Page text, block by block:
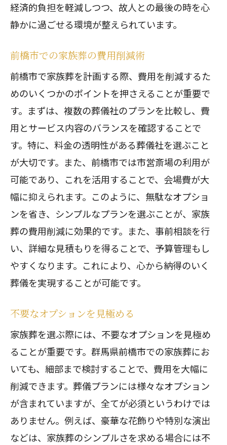
経済的負担を軽減しつつ、故人との最後の時を心
静かに過ごせる環境が整えられています。
前橋市での家族葬の費用削減術
前橋市で家族葬を計画する際、費用を削減するた
めのいくつかのポイントを押さえることが重要で
す。まずは、複数の葬儀社のプランを比較し、費
用とサービス内容のバランスを確認することで
す。特に、料金の透明性がある葬儀社を選ぶこと
が大切です。また、前橋市では市営斎場の利用が
可能であり、これを活用することで、会場費が大
幅に抑えられます。このように、無駄なオプショ
ンを省き、シンプルなプランを選ぶことが、家族
葬の費用削減に効果的です。また、事前相談を行
い、詳細な見積もりを得ることで、予算管理もし
やすくなります。これにより、心から納得のいく
葬儀を実現することが可能です。
不要なオプションを見極める
家族葬を選ぶ際には、不要なオプションを見極め
ることが重要です。群馬県前橋市での家族葬にお
いても、細部まで検討することで、費用を大幅に
削減できます。葬儀プランには様々なオプション
が含まれていますが、全てが必須というわけでは
ありません。例えば、豪華な花飾りや特別な演出
などは、家族葬のシンプルさを求める場合には不